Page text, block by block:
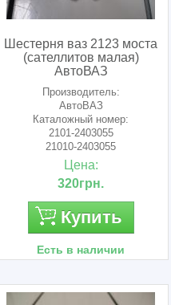
Шестерня ваз 2123 моста
(сателлитов малая)
АвтоВАЗ
Производитель:
АвтоВАЗ
Каталожный номер:
2101-2403055
21010-2403055
210102403055
Цена:
320грн.
Купить
Есть в наличии